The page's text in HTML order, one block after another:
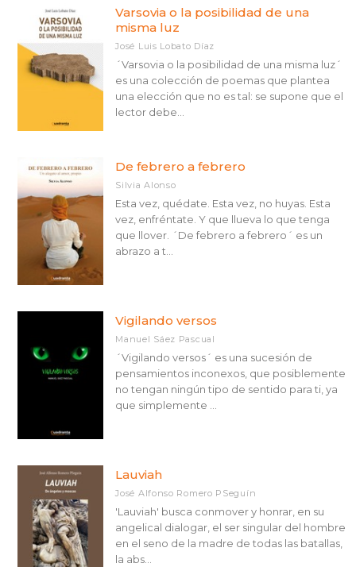
Varsovia o la posibilidad de una
misma luz
José Luis Lobato Díaz
´Varsovia o la posibilidad de una misma luz´
es una colección de poemas que plantea
una elección que no es tal: se supone que el
lector debe...
De febrero a febrero
Silvia Alonso
Esta vez, quédate. Esta vez, no huyas. Esta
vez, enfréntate. Y que llueva lo que tenga
que llover. ´De febrero a febrero´ es un
abrazo a t...
Vigilando versos
Manuel Sáez Pascual
´Vigilando versos´ es una sucesión de
pensamientos inconexos, que posiblemente
no tengan ningún tipo de sentido para ti, ya
que simplemente ...
Lauviah
José Alfonso Romero PSeguín
'Lauviah' busca conmover y honrar, en su
angelical dialogar, el ser singular del hombre
en el seno de la madre de todas las batallas,
la abs...